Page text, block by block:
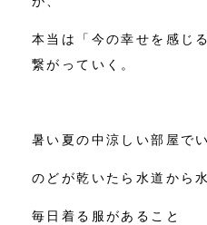
本当は「今の幸せを感じ
繋がっていく。
暑い夏の中涼しい部屋で
のどが乾いたら水道から
毎日着る服があること